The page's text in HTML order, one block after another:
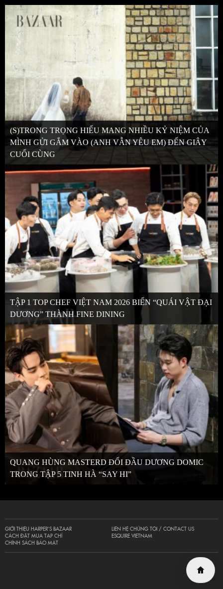
(S)TRONG TRỌNG HIẾU MANG NHIỀU KỶ NIỆM CỦA
MÌNH GỬI GẮM VÀO (ANH VẪN YÊU EM) ĐẾN GIÂY
CUỐI CÙNG
TẬP 1 TOP CHEF VIỆT NAM 2026 BIẾN “QUÁI VẬT ĐẠI
DƯƠNG” THÀNH FINE DINING
QUANG HÙNG MASTERD ĐỐI ĐẦU DƯƠNG DOMIC
TRONG TẬP 5 TINH HÀ “SAY HI”
GIỚI THIỆU HARPER’S BAZAAR
CÁCH ĐẶT MUA TẠP CHÍ
CHÍNH SÁCH BẢO MẬT
LIÊN HỆ CHÚNG TÔI / CONTACT US
ESQUIRE VIETNAM